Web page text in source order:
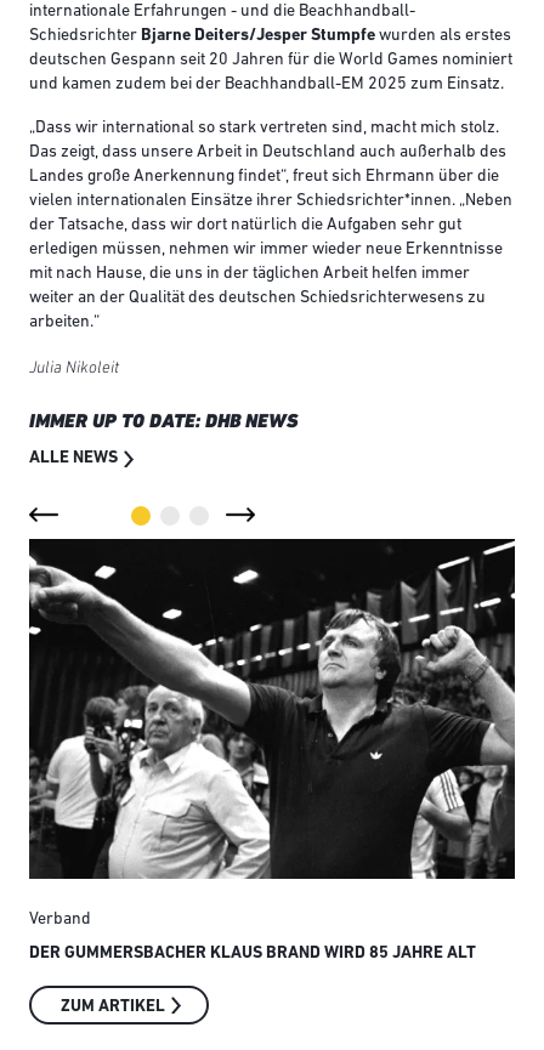
internationale Erfahrungen - und die Beachhandball-
Schiedsrichter Bjarne Deiters/Jesper Stumpfe wurden als erstes
deutschen Gespann seit 20 Jahren für die World Games nominiert
und kamen zudem bei der Beachhandball-EM 2025 zum Einsatz.
„Dass wir international so stark vertreten sind, macht mich stolz.
Das zeigt, dass unsere Arbeit in Deutschland auch außerhalb des
Landes große Anerkennung findet“, freut sich Ehrmann über die
vielen internationalen Einsätze ihrer Schiedsrichter*innen. „Neben
der Tatsache, dass wir dort natürlich die Aufgaben sehr gut
erledigen müssen, nehmen wir immer wieder neue Erkenntnisse
mit nach Hause, die uns in der täglichen Arbeit helfen immer
weiter an der Qualität des deutschen Schiedsrichterwesens zu
arbeiten.“
Julia Nikoleit
IMMER UP TO DATE: DHB NEWS
ALLE NEWS
Verband
DER GUMMERSBACHER KLAUS BRAND WIRD 85 JAHRE ALT
ZUM ARTIKEL